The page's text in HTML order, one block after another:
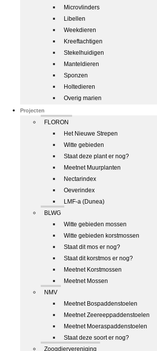
Microvlinders
Libellen
Weekdieren
Kreeftachtigen
Stekelhuidigen
Manteldieren
Sponzen
Holtedieren
Overig marien
Projecten
FLORON
Het Nieuwe Strepen
Witte gebieden
Staat deze plant er nog?
Meetnet Muurplanten
Nectarindex
Oeverindex
LMF-a (Dunea)
BLWG
Witte gebieden mossen
Witte gebieden korstmossen
Staat dit mos er nog?
Staat dit korstmos er nog?
Meetnet Korstmossen
Meetnet Mossen
NMV
Meetnet Bospaddenstoelen
Meetnet Zeereeppaddenstoelen
Meetnet Moeraspaddenstoelen
Staat deze soort er nog?
Zoogdiervereniging